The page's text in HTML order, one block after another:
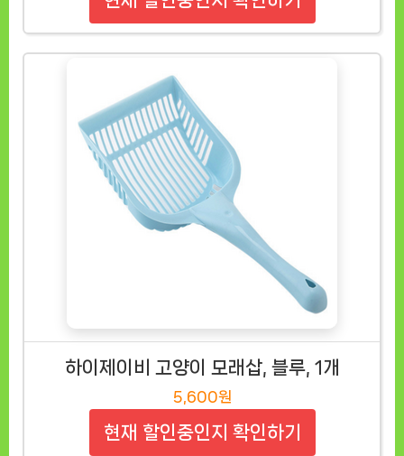
하이제이비 고양이 모래삽, 블루, 1개
5,600원
현재 할인중인지 확인하기